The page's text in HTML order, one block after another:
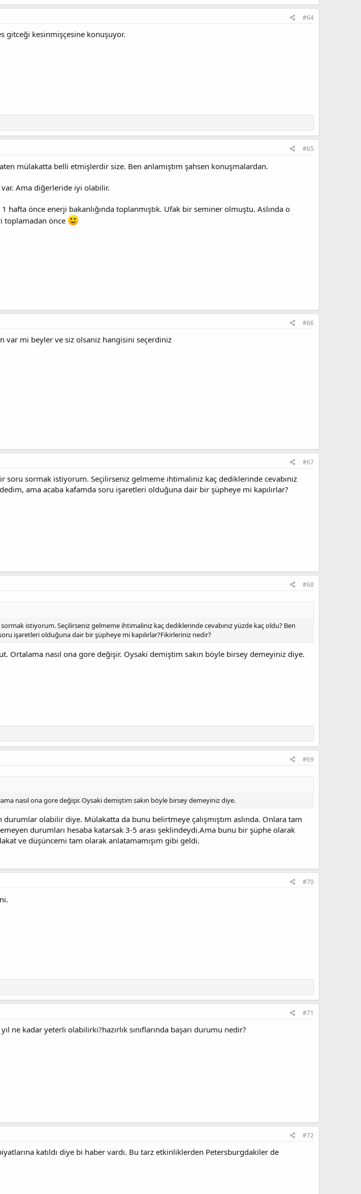
#64
gitceği kesinmişçesine konuşuyor.
#65
mülakatta belli etmişlerdir size. Ben anlamıştım şahsen konuşmalardan.
Ama diğerleride iyi olabilir.
1 hafta önce enerji bakanlığında toplanmıştık. Ufak bir seminer olmuştu. Aslında o
toplamadan önce
#66
mi beyler ve siz olsaniz hangisini seçerdiniz
#67
soru sormak istiyorum. Seçilirseniz gelmeme ihtimaliniz kaç dediklerinde cevabınız
ama acaba kafamda soru işaretleri olduğuna dair bir şüpheye mi kapılırlar?
#68
istiyorum. Seçilirseniz gelmeme ihtimaliniz kaç dediklerinde cevabınız yüzde kaç oldu? Ben
işaretleri olduğuna dair bir şüpheye mi kapılırlar?Fikirleriniz nedir?
Ortalama nasıl ona gore değişir. Oysaki demiştim sakın böyle birsey demeyiniz diye.
#69
nasıl ona gore değişir. Oysaki demiştim sakın böyle birsey demeyiniz diye.
olabilir diye. Mülakatta da bunu belirtmeye çalışmıştım aslında. Onlara tam
durumları hesaba katarsak 3-5 arası şeklindeydi.Ama bunu bir şüphe olarak
ve düşüncemi tam olarak anlatamamışım gibi geldi.
#70
#71
ne kadar yeterli olabilirki?hazırlık sınıflarında başarı durumu nedir?
#72
katıldı diye bi haber vardı. Bu tarz etkinliklerden Petersburgdakiler de